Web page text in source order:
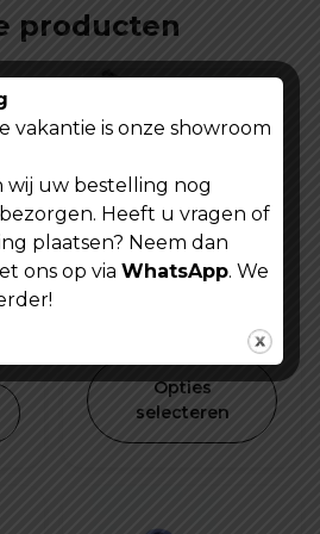
producten
Fiets bekerhouder
tijdens het rijden
Opties
selecteren
vakantie is onze showroom
wij uw bestelling nog
Heeft u vragen of
plaatsen? Neem dan
ons op via WhatsApp. We